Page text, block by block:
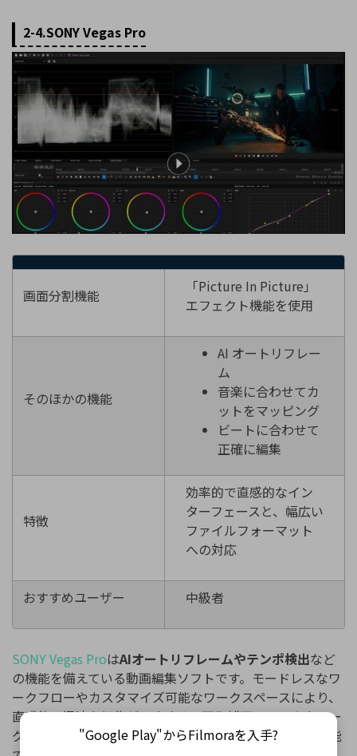
2-4.SONY Vegas Pro
画面分割機能
「Picture In Picture」
エフェクト機能を使用
そのほかの機能
AI オートリフレー
ム
音楽に合わせてカ
ットをマッピング
ビートに合わせて
正確に編集
特徴
効率的で直感的なイン
ターフェースと、幅広い
ファイルフォーマット
への対応
おすすめユーザー 中級者
SONY Vegas ProはAIオートリフレームやテンポ検出など
の機能を備えている動画編集ソフトです。モードレスなワ
ークフローやカスタマイズ可能なワークスペースにより、
直感的で迅速な編集ができます。画像補正ツールやカラー
グレーディングなどもあり、画面分割した動画も作成可能
"Google Play"からFilmoraを入手?